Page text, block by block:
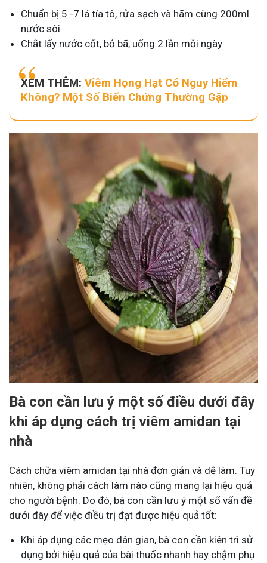
Chuẩn bị 5 -7 lá tía tô, rửa sạch và hãm cùng 200ml
nước sôi
Chắt lấy nước cốt, bỏ bã, uống 2 lần mỗi ngày
XEM THÊM: Viêm Họng Hạt Có Nguy Hiểm
Không? Một Số Biến Chứng Thường Gặp
Bà con cần lưu ý một số điều dưới đây
khi áp dụng cách trị viêm amidan tại
nhà
Cách chữa viêm amidan tại nhà đơn giản và dễ làm. Tuy
nhiên, không phải cách làm nào cũng mang lại hiệu quả
cho người bệnh. Do đó, bà con cần lưu ý một số vấn đề
dưới đây để việc điều trị đạt được hiệu quả tốt:
Khi áp dụng các mẹo dân gian, bà con cần kiên trì sử
dụng bởi hiệu quả của bài thuốc nhanh hay chậm phụ